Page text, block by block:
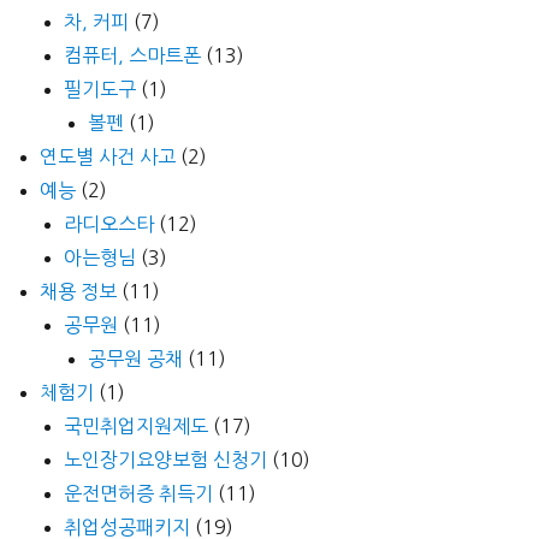
차, 커피 (7)
컴퓨터, 스마트폰 (13)
필기도구 (1)
볼펜 (1)
연도별 사건 사고 (2)
예능 (2)
라디오스타(12)
아는형님 (3)
채용 정보 (11)
공무원 (11)
공무원 공채 (11)
체험기
(1)
국민취업지원제도 (17)
노인장기요양보험 신청기
(10)
운전면허증 취득기
(11)
취업성공패키지
(19)